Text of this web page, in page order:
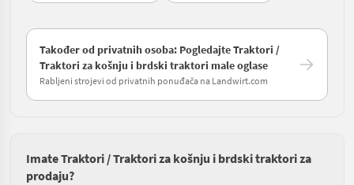
Također od privatnih osoba: Pogledajte Traktori /
Traktori za košnju i brdski traktori male oglase
Rabljeni strojevi od privatnih ponuđača na Landwirt.com
Imate Traktori / Traktori za košnju i brdski traktori za
prodaju?